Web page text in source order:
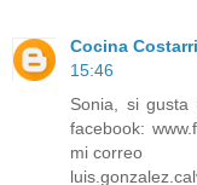
Cocina
15:46
Sonia, si
facebook:
mi correo